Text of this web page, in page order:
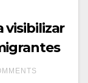
visibilizar